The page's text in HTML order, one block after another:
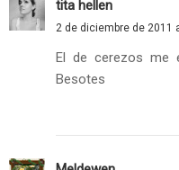
tita hellen
2 de diciembre de 2011
El de cerezos me
Besotes